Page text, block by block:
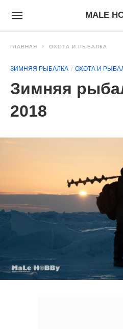
MALE
ГЛАВНАЯ ОХОТА И РЫБАЛКА
ЗИМНЯЯ РЫБАЛКА ОХОТА И
Зимняя
2018